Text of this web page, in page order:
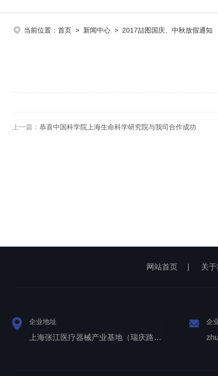
当前位置： 首页 > 新闻中心 > 2017喆图国庆、中秋放假通知
上一篇： 恭喜中国科学院上海生命科学研究院与我司合作成功
网站首页 关
企业地址
上海张江医疗器械产业基地（瑞庆路528号）
企